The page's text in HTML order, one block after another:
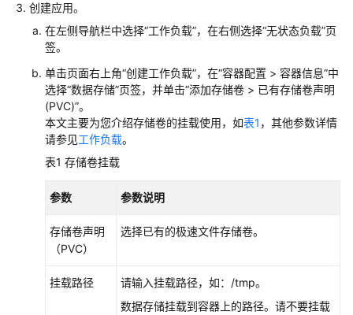
速
文
储
概
述
通
过
储
卷
用
创建应用。
在左侧导航栏中选择“工作负载”，在右侧选择“无状态负载”页
签。
单击页面右上角“创建工作负载”，在“容器配置 > 容器信息”中
选择“数据存储”页签，并单击“添加存储卷 > 已有存储卷声明
(PVC)”。
本文主要为您介绍存储卷的挂载使用，如表1 ，其他参数详情
请参见工作负载。
表1 存储卷挂载
参数 参数说明
存储卷声明
（PVC）
选择已有的极速文件存储卷。
挂载路径
请输入挂载路径，如：/tmp。
数据存储挂载到容器上的路径。请不要挂载